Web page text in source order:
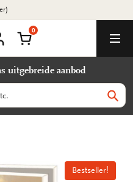
Winkelmand
0
uitgebreide aanbod
Bestseller!
Bestseller!